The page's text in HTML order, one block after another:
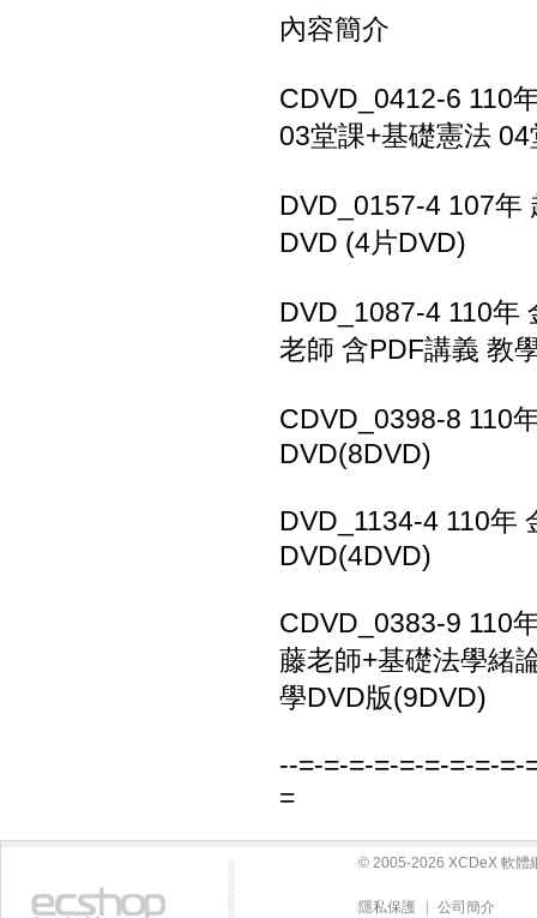
內容簡介
CDVD_0412-6 110
03堂課+基礎憲法
DVD_0157-4 107年
DVD (4片DVD)
DVD_1087-4 110年
老師 含PDF講義 教
CDVD_0398-8 110
DVD(8DVD)
DVD_1134-4 110年
DVD(4DVD)
CDVD_0383-9 110
藤老師+基礎法學緒
學DVD版(9DVD)
--=-=-=-=-=-=-=-=-=-
=
© 2005-2026 XCDeX 軟體
隱私保護 公司簡介